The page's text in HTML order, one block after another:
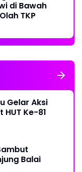
di Bawah
TKP
Gelar Aksi
Ke-81
Balai